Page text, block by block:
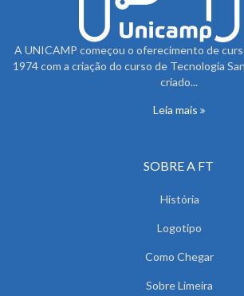
A UNICAMP começou o oferecimento de
1974 com a criação do curso de Tecnologia
criado...
Leia mais
SOBRE A FT
História
Logotipo
Como Chegar
Sobre Limeira